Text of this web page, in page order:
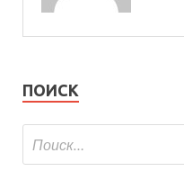
ПОИСК